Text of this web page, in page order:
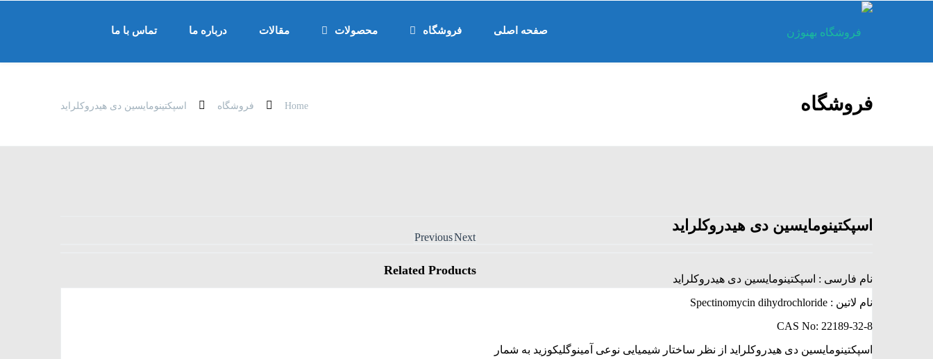
صفحه اصلی فروشگاه محصولات مقالات درباره ما تماس با ما
فروشگاه Home فروشگاه اسپکتینومایسین دی هیدروکلراید
اسپکتینومایسین دی هیدروکلراید
نام فارسی : اسپکتینومایسین دی هیدروکلراید
نام لاتین : Spectinomycin dihydrochloride
CAS No: 22189-32-8
اسپکتینومایسین دی هیدروکلراید از نظر ساختار شیمیایی نوعی آمینوگلیکوزید به شمار
PreviousNext
Related Products